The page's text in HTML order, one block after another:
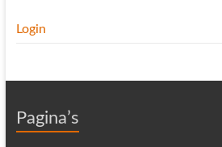
Login
Pagina’s